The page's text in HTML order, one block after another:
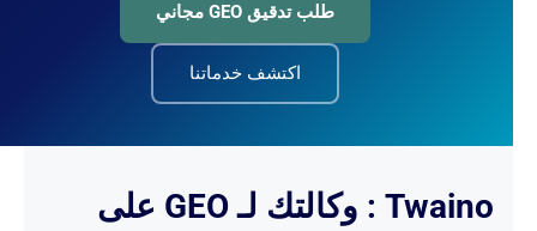
طلب تدقيق GEO مجاني
اكتشف خدماتنا
Twaino : وكالتك لـ GEO على